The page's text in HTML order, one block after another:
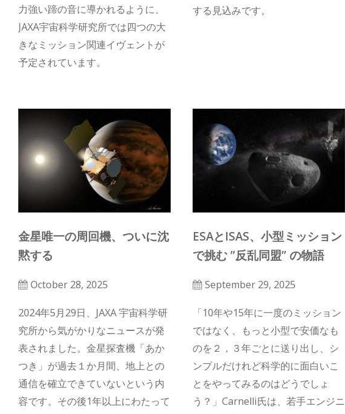
力強い蹄の音に導かれるように、
JAXA宇宙科学研究所では四つの大
きなミッション関連イヴェントが
予定されています。
する見込みです。
金星唯一の周回機、ついに沈
黙する
October 28, 2025
2024年5月29日、JAXA 宇宙科学研
究所から気がかりなニュースが発
表されました。金星探査機「あか
つき」が過去１か月間、地上との
通信を確立できていないという内
容です。その後1年以上にわたって
ESAとISAS、小型ミッション
で挑む ”反乱同盟” の物語
September 29, 2025
「10年や15年に一度のミッション
ではなく、もっと小型で安価なも
のを２，３年ごとに送り出し、シ
ンプルだけれど科学的に面白いこ
とをやってみるのはどうでしょ
う？」Carnelli氏は、若手エンジニ